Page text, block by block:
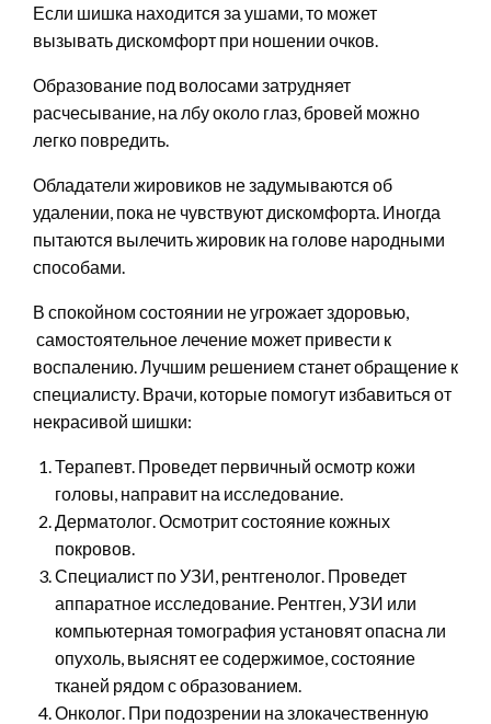
Если шишка находится за ушами, то может
вызывать дискомфорт при ношении очков.
Образование под волосами затрудняет
расчесывание, на лбу около глаз, бровей можно
легко повредить.
Обладатели жировиков не задумываются об
удалении, пока не чувствуют дискомфорта. Иногда
пытаются вылечить жировик на голове народными
способами.
В спокойном состоянии не угрожает здоровью,
самостоятельное лечение может привести к
воспалению. Лучшим решением станет обращение к
специалисту. Врачи, которые помогут избавиться от
некрасивой шишки:
Терапевт. Проведет первичный осмотр кожи
головы, направит на исследование.
Дерматолог. Осмотрит состояние кожных
покровов.
Специалист по УЗИ, рентгенолог. Проведет
аппаратное исследование. Рентген, УЗИ или
компьютерная томография установят опасна ли
опухоль, выяснят ее содержимое, состояние
тканей рядом с образованием.
Онколог. При подозрении на злокачественную